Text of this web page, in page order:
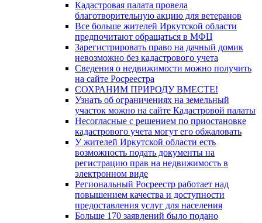
Кадастровая палата провела
благотворительную акцию для ветеранов
Все больше жителей Иркутской области
предпочитают обращаться в МФЦ
Зарегистрировать право на дачный домик
невозможно без кадастрового учета
Сведения о недвижимости можно получить
на сайте Росреестра
СОХРАНИМ ПРИРОДУ ВМЕСТЕ!
Узнать об ограничениях на земельный
участок можно на сайте Кадастровой палаты
Несогласные с решением по приостановке
кадастрового учета могут его обжаловать
У жителей Иркутской области есть
возможность подать документы на
регистрацию прав на недвижимость в
электронном виде
Региональный Росреестр работает над
повышением качества и доступности
предоставления услуг для населения
Больше 170 заявлений было подано